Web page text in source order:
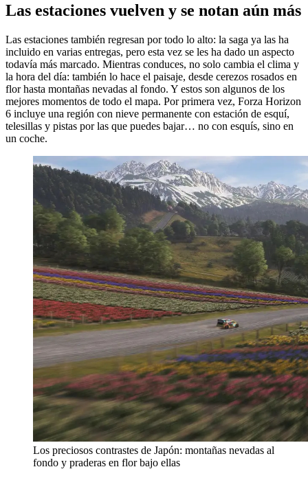
Las estaciones vuelven y se notan aún más
Las estaciones también regresan por todo lo alto: la saga ya las ha
incluido en varias entregas, pero esta vez se les ha dado un aspecto
todavía más marcado. Mientras conduces, no solo cambia el clima y
la hora del día: también lo hace el paisaje, desde cerezos rosados en
flor hasta montañas nevadas al fondo. Y estos son algunos de los
mejores momentos de todo el mapa. Por primera vez, Forza Horizon
6 incluye una región con nieve permanente con estación de esquí,
telesillas y pistas por las que puedes bajar… no con esquís, sino en
un coche.
Los preciosos contrastes de Japón: montañas nevadas al
fondo y praderas en flor bajo ellas